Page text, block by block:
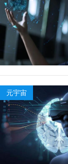
元宇宙